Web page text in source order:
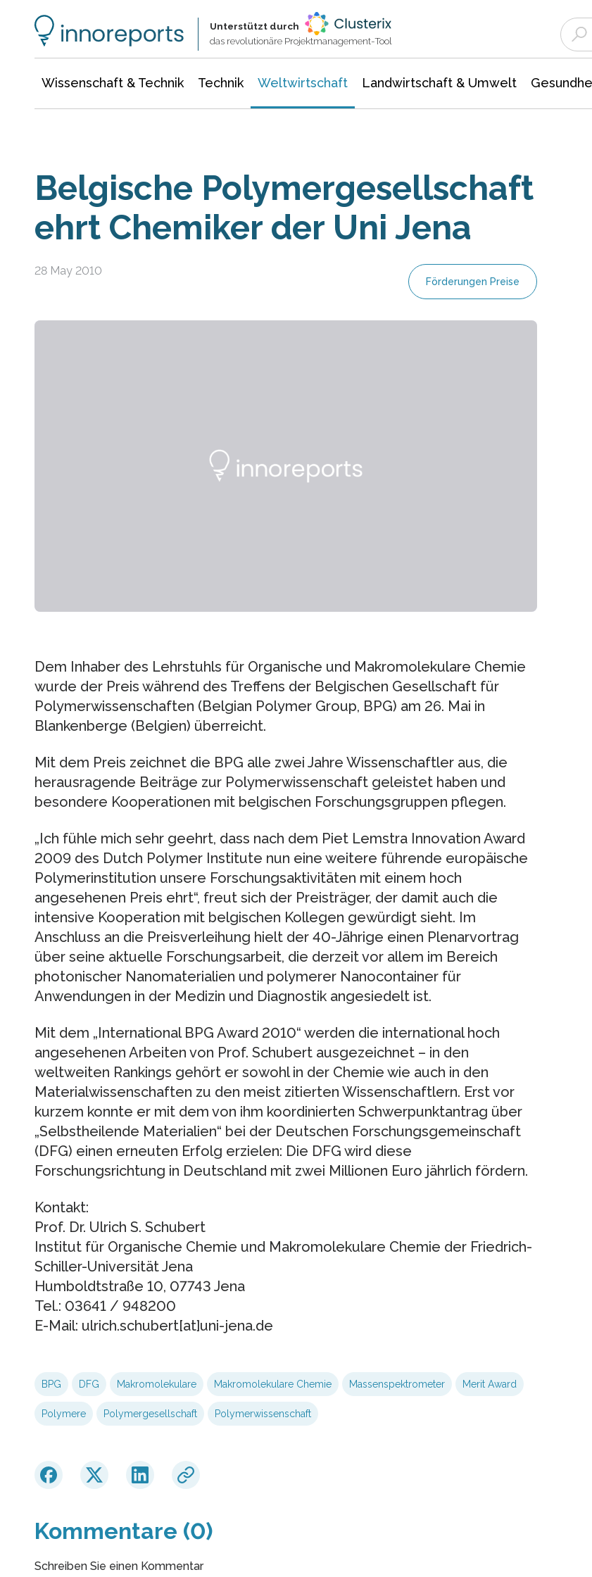
Unterstützt durch
das revolutionäre Projektmanagement-Tool
Wissenschaft & Technik Technik Weltwirtschaft Landwirtschaft & Umwelt
Belgische Polymergesellschaft
ehrt Chemiker der Uni Jena
28 May 2010
Förderungen Preise
Dem Inhaber des Lehrstuhls für Organische und Makromolekulare Chemie
wurde der Preis während des Treffens der Belgischen Gesellschaft für
Polymerwissenschaften (Belgian Polymer Group, BPG) am 26. Mai in
Blankenberge (Belgien) überreicht.
Mit dem Preis zeichnet die BPG alle zwei Jahre Wissenschaftler aus, die
herausragende Beiträge zur Polymerwissenschaft geleistet haben und
besondere Kooperationen mit belgischen Forschungsgruppen pflegen.
„Ich fühle mich sehr geehrt, dass nach dem Piet Lemstra Innovation Award
2009 des Dutch Polymer Institute nun eine weitere führende europäische
Polymerinstitution unsere Forschungsaktivitäten mit einem hoch
angesehenen Preis ehrt“, freut sich der Preisträger, der damit auch die
intensive Kooperation mit belgischen Kollegen gewürdigt sieht. Im
Anschluss an die Preisverleihung hielt der 40-Jährige einen Plenarvortrag
über seine aktuelle Forschungsarbeit, die derzeit vor allem im Bereich
photonischer Nanomaterialien und polymerer Nanocontainer für
Anwendungen in der Medizin und Diagnostik angesiedelt ist.
Mit dem „International BPG Award 2010“ werden die international hoch
angesehenen Arbeiten von Prof. Schubert ausgezeichnet – in den
weltweiten Rankings gehört er sowohl in der Chemie wie auch in den
Materialwissenschaften zu den meist zitierten Wissenschaftlern. Erst vor
kurzem konnte er mit dem von ihm koordinierten Schwerpunktantrag über
„Selbstheilende Materialien“ bei der Deutschen Forschungsgemeinschaft
(DFG) einen erneuten Erfolg erzielen: Die DFG wird diese
Forschungsrichtung in Deutschland mit zwei Millionen Euro jährlich fördern.
Kontakt:
Prof. Dr. Ulrich S. Schubert
Institut für Organische Chemie und Makromolekulare Chemie der Friedrich-
Schiller-Universität Jena
Humboldtstraße 10, 07743 Jena
Tel.: 03641 / 948200
E-Mail: ulrich.schubert[at]uni-jena.de
BPG DFG Makromolekulare Makromolekulare Chemie Massenspektrometer Merit Award
Polymere Polymergesellschaft Polymerwissenschaft
Kommentare (0)
Schreiben Sie einen Kommentar